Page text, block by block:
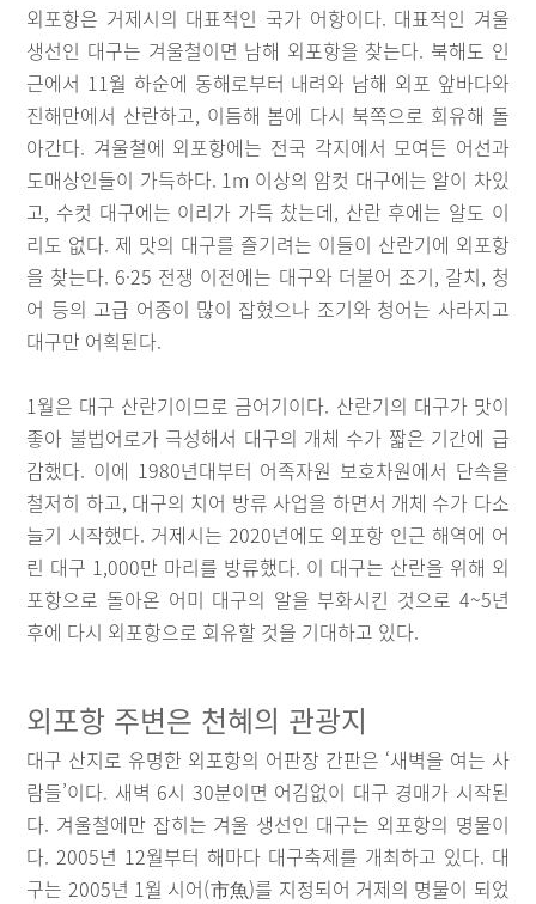
외포항은 거제시의 대표적인 국가 어항이다. 대표적인 겨울
생선인 대구는 겨울철이면 남해 외포항을 찾는다. 북해도 인
근에서 11월 하순에 동해로부터 내려와 남해 외포 앞바다와
진해만에서 산란하고, 이듬해 봄에 다시 북쪽으로 회유해 돌
아간다. 겨울철에 외포항에는 전국 각지에서 모여든 어선과
도매상인들이 가득하다. 1m 이상의 암컷 대구에는 알이 차있
고, 수컷 대구에는 이리가 가득 찼는데, 산란 후에는 알도 이
리도 없다. 제 맛의 대구를 즐기려는 이들이 산란기에 외포항
을 찾는다. 6·25 전쟁 이전에는 대구와 더불어 조기, 갈치, 청
어 등의 고급 어종이 많이 잡혔으나 조기와 청어는 사라지고
대구만 어획된다.
1월은 대구 산란기이므로 금어기이다. 산란기의 대구가 맛이
좋아 불법어로가 극성해서 대구의 개체 수가 짧은 기간에 급
감했다. 이에 1980년대부터 어족자원 보호차원에서 단속을
철저히 하고, 대구의 치어 방류 사업을 하면서 개체 수가 다소
늘기 시작했다. 거제시는 2020년에도 외포항 인근 해역에 어
린 대구 1,000만 마리를 방류했다. 이 대구는 산란을 위해 외
포항으로 돌아온 어미 대구의 알을 부화시킨 것으로 4~5년
후에 다시 외포항으로 회유할 것을 기대하고 있다.
외포항 주변은 천혜의 관광지
대구 산지로 유명한 외포항의 어판장 간판은 ‘새벽을 여는 사
람들’이다. 새벽 6시 30분이면 어김없이 대구 경매가 시작된
다. 겨울철에만 잡히는 겨울 생선인 대구는 외포항의 명물이
다. 2005년 12월부터 해마다 대구축제를 개최하고 있다. 대
구는 2005년 1월 시어(市魚)를 지정되어 거제의 명물이 되었